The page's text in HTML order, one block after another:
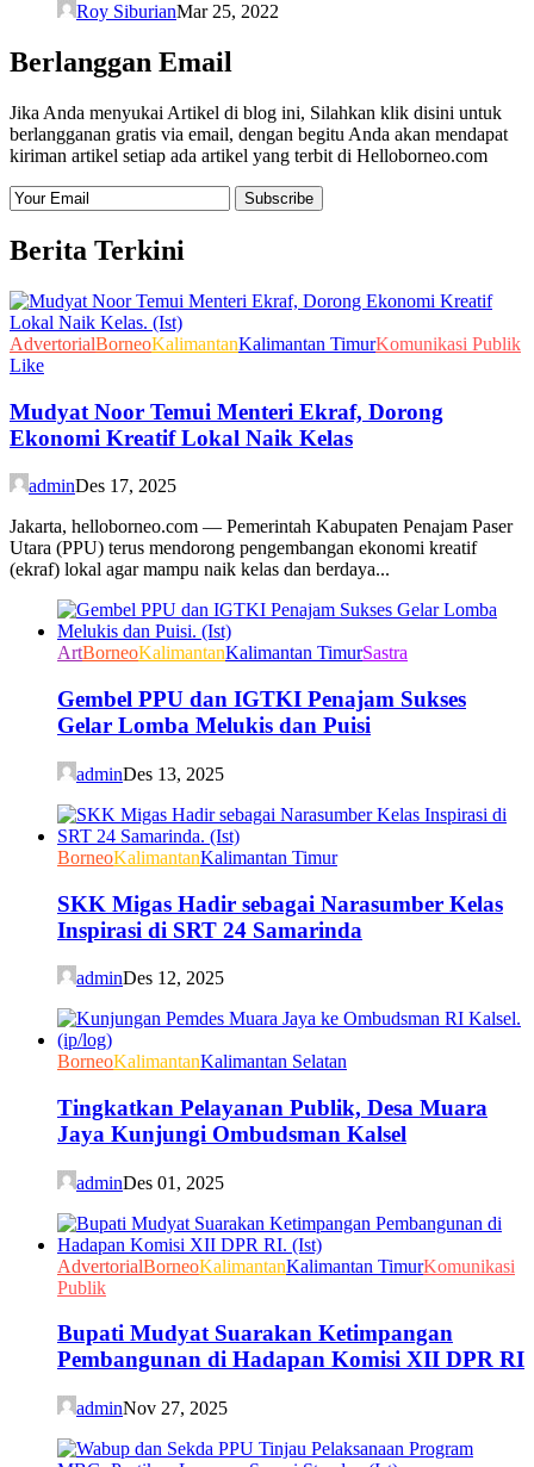
Roy SiburianMar 25, 2022
Berlanggan Email
Jika Anda menyukai Artikel di blog ini, Silahkan klik disini untuk
berlangganan gratis via email, dengan begitu Anda akan mendapat
kiriman artikel setiap ada artikel yang terbit di Helloborneo.com
Berita Terkini
AdvertorialBorneoKalimantanKalimantan TimurKomunikasi Publik
Like
Mudyat Noor Temui Menteri Ekraf, Dorong
Ekonomi Kreatif Lokal Naik Kelas
adminDes 17, 2025
Jakarta, helloborneo.com — Pemerintah Kabupaten Penajam Paser
Utara (PPU) terus mendorong pengembangan ekonomi kreatif
(ekraf) lokal agar mampu naik kelas dan berdaya...
ArtBorneoKalimantanKalimantan TimurSastra
Gembel PPU dan IGTKI Penajam Sukses
Gelar Lomba Melukis dan Puisi
adminDes 13, 2025
BorneoKalimantanKalimantan Timur
SKK Migas Hadir sebagai Narasumber Kelas
Inspirasi di SRT 24 Samarinda
adminDes 12, 2025
BorneoKalimantanKalimantan Selatan
Tingkatkan Pelayanan Publik, Desa Muara
Jaya Kunjungi Ombudsman Kalsel
adminDes 01, 2025
AdvertorialBorneoKalimantanKalimantan TimurKomunikasi
Publik
Bupati Mudyat Suarakan Ketimpangan
Pembangunan di Hadapan Komisi XII DPR RI
adminNov 27, 2025